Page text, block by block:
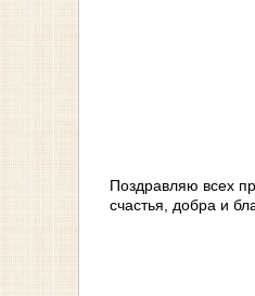
Поздравляю всех
счастья, добра и